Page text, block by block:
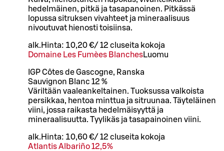
hedelmäinen, pitkä ja tasapanoinen. Pitkässä
lopussa sitruksen vivahteet ja mineraalisuus
nivoutuvat hienosti toisiinsa.
alk. Hinta: 10,20 €/ 12 cl useita kokoja
Domaine Les Fumèes BlanchesLuomu
IGP Côtes de Gascogne, Ranska
Sauvignon Blanc 12 %
Väriltään vaaleankeltainen. Tuoksussa valkoista
persikkaa, hentoa minttua ja sitruunaa. Täyteläinen
viini, jossa raikasta hedelmäisyyttä ja
mineraalisuutta. Tyylikäs ja tasapainoinen viini.
alk. Hinta: 10,60 €/ 12 cl useita kokoja
Atlantis Albariño 12,5%